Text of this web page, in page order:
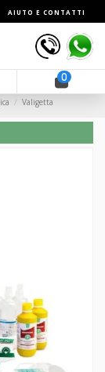
AIUTO E CONTATTI
0
Valigetta